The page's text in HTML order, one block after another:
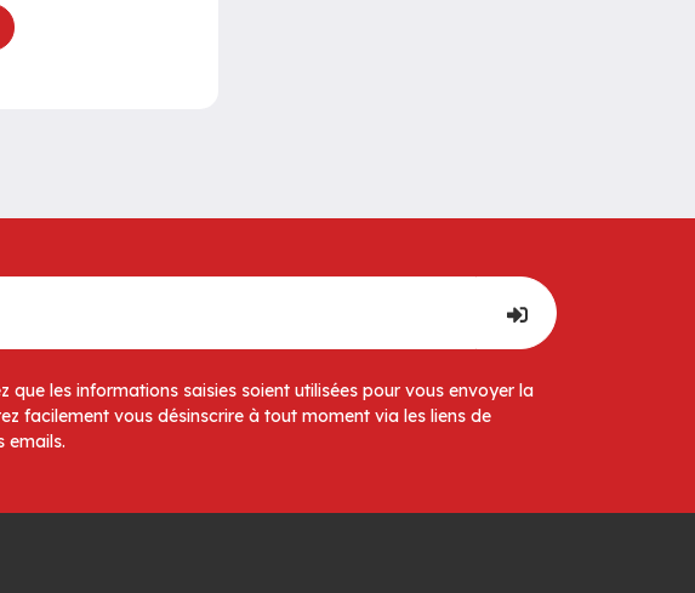
les informations saisies soient utilisées pour vous envoyer la
facilement vous désinscrire à tout moment via les liens de
emails.